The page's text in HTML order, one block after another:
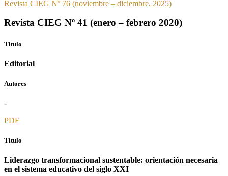
Revista CIEG Nº 76 (noviembre – diciembre, 2025)
Revista CIEG Nº 41 (enero – febrero 2020)
Titulo
Editorial
Autores
-
PDF
Titulo
Liderazgo transformacional sustentable: orientación necesaria
en el sistema educativo del siglo XXI